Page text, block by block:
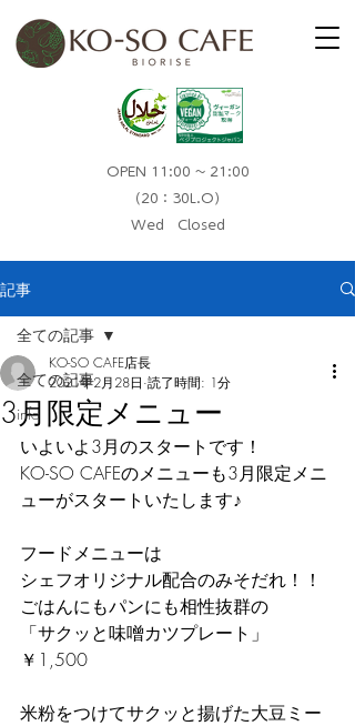
OPEN 11:00 ~ 21:00
（20：30L.O）​
Wed Closed
記事
全ての記事
info
全ての記事
3月限定メニュー
KO-SO CAFE店長
2021年2月28日 読了時間: 1分
いよいよ3月のスタートです！
KO-SO CAFEのメニューも3月限定メニ
ューがスタートいたします♪
フードメニューは
シェフオリジナル配合のみそだれ！！
ごはんにもパンにも相性抜群の
「サクッと味噌カツプレート」
￥1,500
米粉をつけてサクッと揚げた大豆ミー